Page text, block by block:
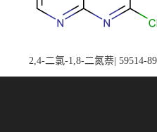
2,4-二氯-1,8-二氮萘| 59514-